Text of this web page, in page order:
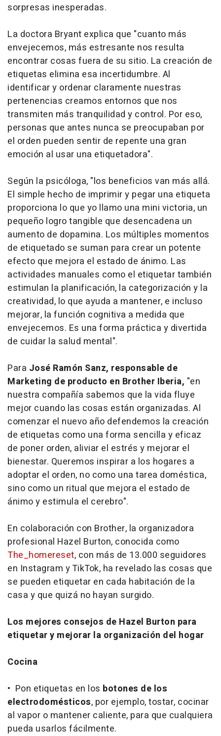
sorpresas inesperadas.
La doctora Bryant explica que "cuanto más
envejecemos, más estresante nos resulta
encontrar cosas fuera de su sitio. La creación de
etiquetas elimina esa incertidumbre. Al
identificar y ordenar claramente nuestras
pertenencias creamos entornos que nos
transmiten más tranquilidad y control. Por eso,
personas que antes nunca se preocupaban por
el orden pueden sentir de repente una gran
emoción al usar una etiquetadora".
Según la psicóloga, "los beneficios van más allá.
El simple hecho de imprimir y pegar una etiqueta
proporciona lo que yo llamo una mini victoria, un
pequeño logro tangible que desencadena un
aumento de dopamina. Los múltiples momentos
de etiquetado se suman para crear un potente
efecto que mejora el estado de ánimo. Las
actividades manuales como el etiquetar también
estimulan la planificación, la categorización y la
creatividad, lo que ayuda a mantener, e incluso
mejorar, la función cognitiva a medida que
envejecemos. Es una forma práctica y divertida
de cuidar la salud mental".
Para José Ramón Sanz, responsable de
Marketing de producto en Brother Iberia, "en
nuestra compañía sabemos que la vida fluye
mejor cuando las cosas están organizadas. Al
comenzar el nuevo año defendemos la creación
de etiquetas como una forma sencilla y eficaz
de poner orden, aliviar el estrés y mejorar el
bienestar. Queremos inspirar a los hogares a
adoptar el orden, no como una tarea doméstica,
sino como un ritual que mejora el estado de
ánimo y estimula el cerebro".
En colaboración con Brother, la organizadora
profesional Hazel Burton, conocida como
The_homereset, con más de 13.000 seguidores
en Instagram y TikTok, ha revelado las cosas que
se pueden etiquetar en cada habitación de la
casa y que quizá no hayan surgido.
Los mejores consejos de Hazel Burton para
etiquetar y mejorar la organización del hogar
Cocina
• Pon etiquetas en los botones de los
electrodomésticos, por ejemplo,tostar, cocinar
al vapor o mantener caliente, para que cualquiera
pueda usarlos fácilmente.